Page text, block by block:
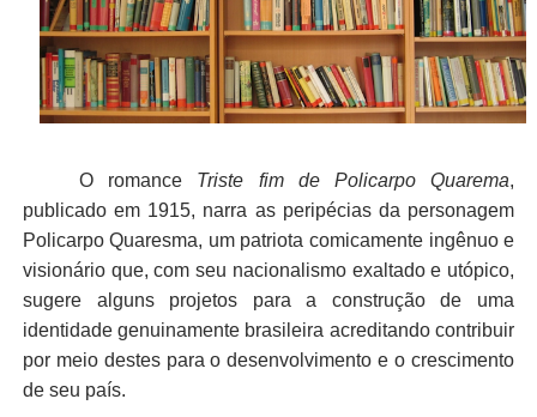
O romance Triste fim de Policarpo Quarema,
publicado em 1915, narra as peripécias da personagem
Policarpo Quaresma, um patriota comicamente ingênuo e
visionário que, com seu nacionalismo exaltado e utópico,
sugere alguns projetos para a construção de uma
identidade genuinamente brasileira acreditando contribuir
por meio destes para o desenvolvimento e o crescimento
de seu país.